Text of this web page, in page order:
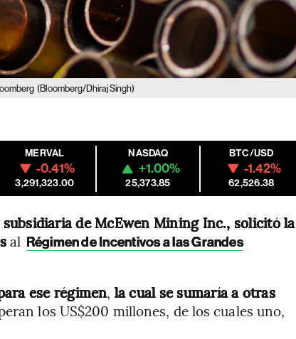
(Bloomberg/Dhiraj Singh)
MERVAL
-0.41%
3,291,323.00
NASDAQ
+1.00%
25,373.85
BTC/USD
-1.42%
62,526.38
de McEwen Mining Inc., solicitó la
al Régimen de Incentivos a las Grandes
ese régimen, la cual se sumaría a otras
los US$200 millones, de los cuales uno,